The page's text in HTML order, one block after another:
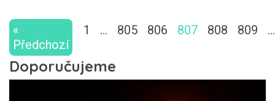
«
Předchozí
1 … 805 806 807 808 809 …